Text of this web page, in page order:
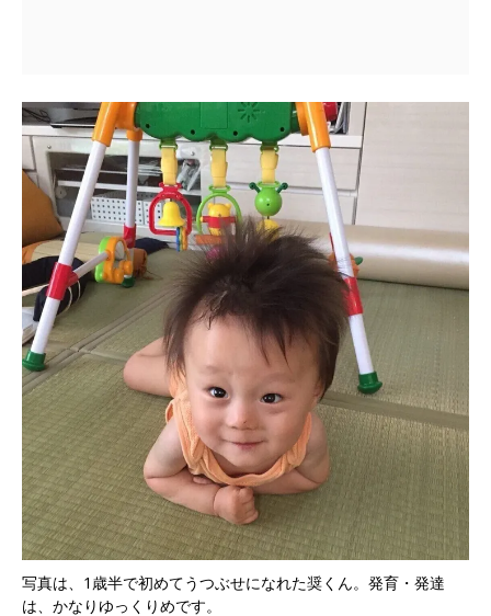
写真は、1歳半で初めてうつぶせになれた奨くん。発育・発達
は、かなりゆっくりめです。